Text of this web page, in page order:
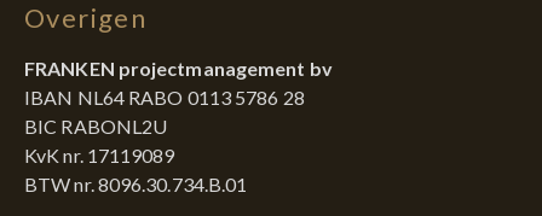
Overigen
FRANKEN projectmanagement bv
IBAN NL64 RABO 0113 5786 28
BIC RABONL2U
KvK nr. 17119089
BTW nr. 8096.30.734.B.01